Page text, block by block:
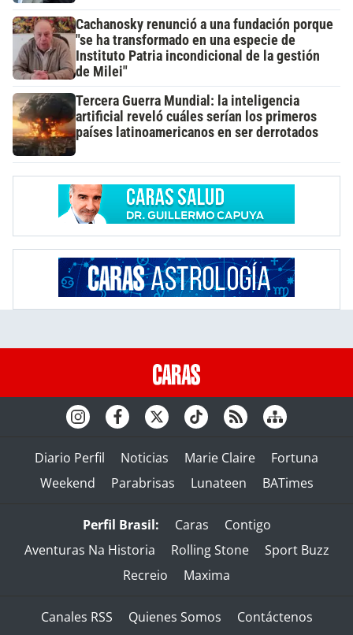
Cachanosky renunció a una fundación porque
"se ha transformado en una especie de
Instituto Patria incondicional de la gestión
de Milei"
Tercera Guerra Mundial: la inteligencia
artificial reveló cuáles serían los primeros
países latinoamericanos en ser derrotados
Diario Perfil Noticias Marie Claire
Fortuna
Weekend
Parabrisas Lunateen BATimes
Perfil Brasil: Caras
Contigo
Aventuras Na Historia
Rolling Stone
Sport Buzz
Recreio
Maxima
Canales RSS Quienes Somos
Contáctenos